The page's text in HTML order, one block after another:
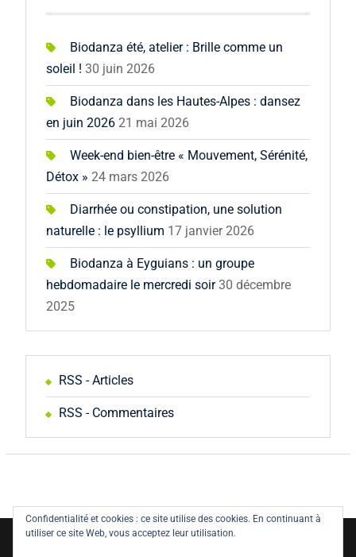
Biodanza été, atelier : Brille comme un
soleil ! 30 juin 2026
Biodanza dans les Hautes-Alpes : dansez
en juin 2026 21 mai 2026
Week-end bien-être « Mouvement, Sérénité,
Détox » 24 mars 2026
Diarrhée ou constipation, une solution
naturelle : le psyllium 17 janvier 2026
Biodanza à Eyguians : un groupe
hebdomadaire le mercredi soir 30 décembre
2025
RSS - Articles
RSS - Commentaires
Copyright © All rights reserved.
Confidentialité et cookies : ce site utilise des cookies. En continuant à
utiliser ce site Web, vous acceptez leur utilisation.